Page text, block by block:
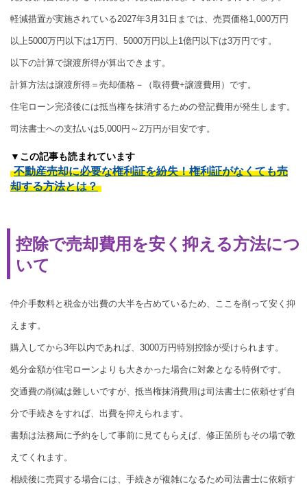
軽減措置が実施されている2027年3月31日までは、売買価格1,000万円
以上5000万円以下は1万円、5000万円以上1億円以下は3万円です。
以下の計算で譲渡所得が算出できます。
計算方法は譲渡所得＝売却価格－（取得費+譲渡費用）です。
住宅ローン完済後には抵当権を抹消するための登記費用が発生します。
司法書士への支払いは5,000円～2万円が目安です。
▼この記事も読まれています
不動産売却に必要な権利証を紛失！権利証がなくても売
却する方法とは？
控除で売却費用を安く抑える方法につ
いて
仲介手数料と税金が出費の大半を占めているため、ここを削って安く抑
えます。
購入してから3年以内であれば、3000万円特別控除が受けられます。
処分金額が住宅ローンよりも大きかった場合に対象となる特例です。
交通費の削減は難しいですが、抵当権抹消費用は司法書士に依頼せず自
分で手続きをすれば、出費を抑えられます。
書類は法務局に予約をして事前に見てもらえば、修正箇所もその場で教
えてくれます。
相続後に売買する場合には、手続きが複雑になるため司法書士に依頼す